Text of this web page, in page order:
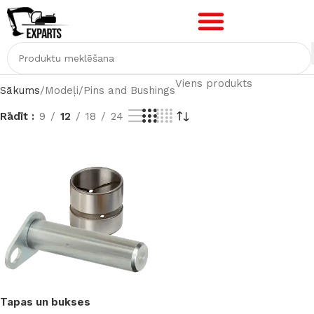
Sākums Modeļi Pins and Bushings
Viens produkts
Rādīt 9 12 18 24
Tapas un bukses